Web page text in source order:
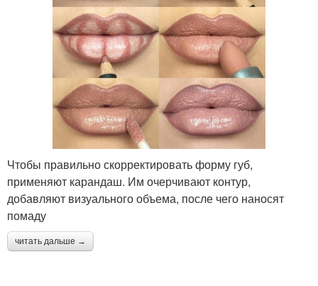
Чтобы правильно скорректировать форму губ,
применяют карандаш. Им очерчивают контур,
добавляют визуального объема, после чего наносят
помаду
читать дальше →